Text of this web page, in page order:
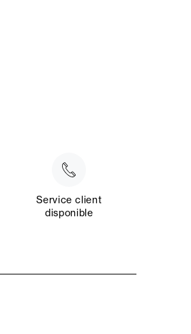
Service client
disponible